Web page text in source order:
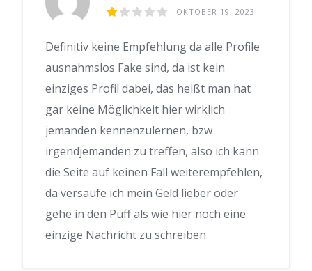
OKTOBER 19, 2023
Definitiv keine Empfehlung da alle Profile
ausnahmslos Fake sind, da ist kein
einziges Profil dabei, das heißt man hat
gar keine Möglichkeit hier wirklich
jemanden kennenzulernen, bzw
irgendjemanden zu treffen, also ich kann
die Seite auf keinen Fall weiterempfehlen,
da versaufe ich mein Geld lieber oder
gehe in den Puff als wie hier noch eine
einzige Nachricht zu schreiben